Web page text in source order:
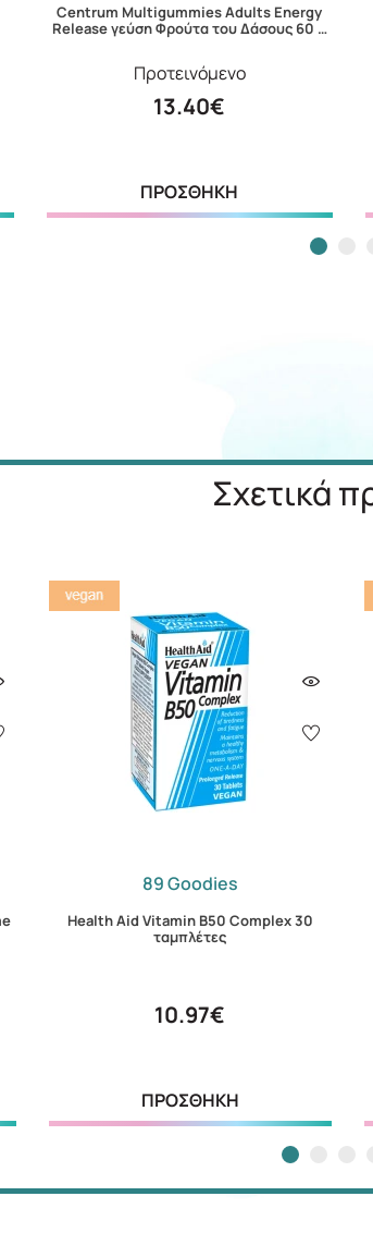
Centrum Multigummies Adults Energy
Release γεύση Φρούτα του Δάσους 60 …
Προτεινόμενο
13.40€
ΠΡΟΣΘΗΚΗ
Σχετικά
89 Goodies
Health Aid Vitamin B50 Complex 30
ταμπλέτες
10.97€
ΠΡΟΣΘΗΚΗ